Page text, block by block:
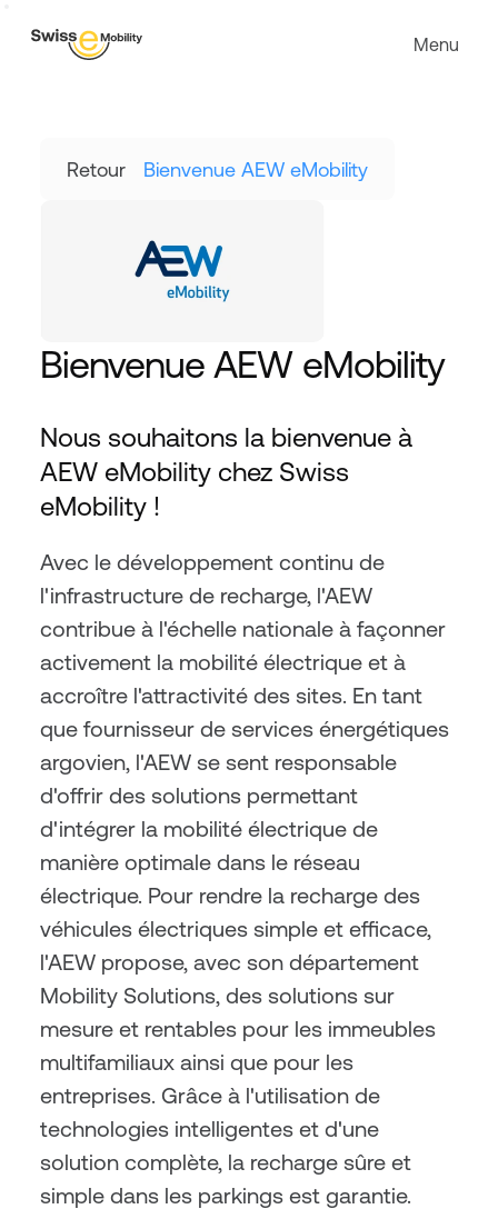
Retour Bienvenue AEW eMobility
Bienvenue AEW eMobility
Nous souhaitons la bienvenue à
AEW eMobility chez Swiss
eMobility !
Avec le développement continu de
l'infrastructure de recharge, l'AEW
contribue à l'échelle nationale à façonner
activement la mobilité électrique et à
accroître l'attractivité des sites. En tant
que fournisseur de services énergétiques
argovien, l'AEW se sent responsable
d'offrir des solutions permettant
d'intégrer la mobilité électrique de
manière optimale dans le réseau
électrique. Pour rendre la recharge des
véhicules électriques simple et efficace,
l'AEW propose, avec son département
Mobility Solutions, des solutions sur
mesure et rentables pour les immeubles
multifamiliaux ainsi que pour les
entreprises. Grâce à l'utilisation de
technologies intelligentes et d'une
solution complète, la recharge sûre et
simple dans les parkings est garantie.
Menu